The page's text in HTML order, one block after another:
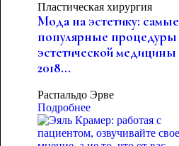
Пластическая хирургия
Мода на эстетику: самые
популярные процедуры
эстетической медицины
2018...
Распальдо Эрве
Подробнее